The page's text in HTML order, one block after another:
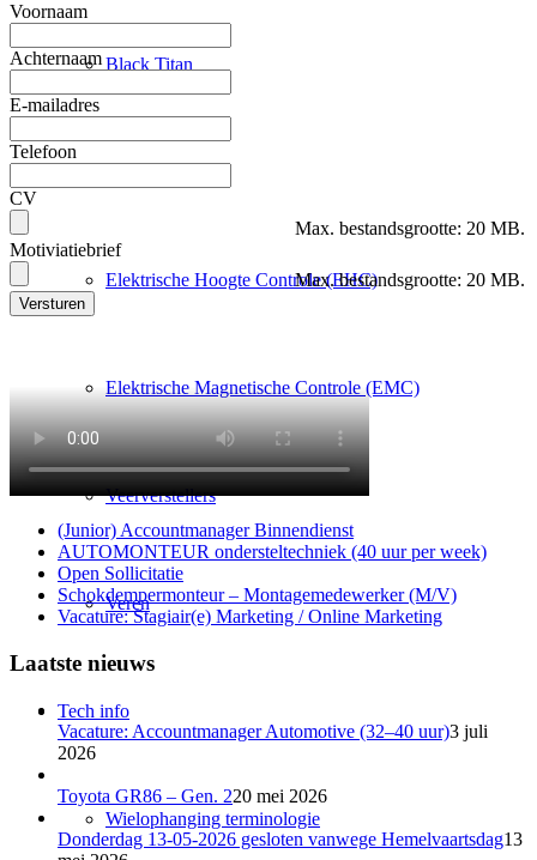
Black Titan
Elektrische Hoogte Controle (EHC)
Elektrische Magnetische Controle (EMC)
Veerverstellers
Veren
Tech info
Wielophanging terminologie
Voornaam
Achternaam
E-mailadres
Telefoon
CV
Max. bestandsgrootte: 20 MB.
Motiviatiebrief
Max. bestandsgrootte: 20 MB.
(Junior) Accountmanager Binnendienst
AUTOMONTEUR ondersteltechniek (40 uur per week)
Open Sollicitatie
Schokdempermonteur – Montagemedewerker (M/V)
Vacature: Stagiair(e) Marketing / Online Marketing
Laatste nieuws
Vacature: Accountmanager Automotive (32–40 uur)3 juli
2026
Toyota GR86 – Gen. 220 mei 2026
Donderdag 13-05-2026 gesloten vanwege Hemelvaartsdag13